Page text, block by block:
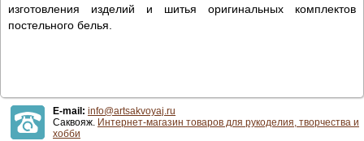
изготовления изделий и шитья оригинальных комплектов
постельного белья.
E-mail: info@artsakvoyaj.ru
Саквояж. Интернет-магазин товаров для рукоделия, творчества и
хобби